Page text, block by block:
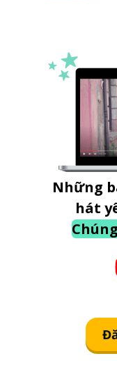
Những
hát